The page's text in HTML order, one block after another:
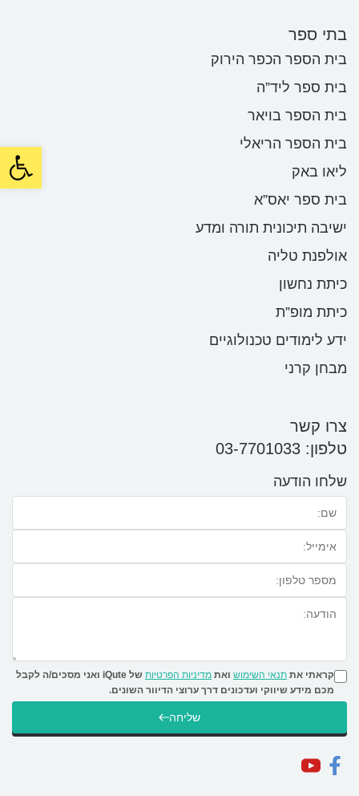
בתי ספר
בית הספר הכפר הירוק
בית ספר ליד”ה
בית הספר בויאר
בית הספר הריאלי
ליאו באק
בית ספר יאס”א
ישיבה תיכונית תורה ומדע
אולפנת טליה
כיתת נחשון
כיתת מופ”ת
ידע לימודים טכנולוגיים
מבחן קרני
צרו קשר
טלפון: 03-7701033
שלחו הודעה
קראתי את תנאי השימוש ואת מדיניות הפרטיות
של iQute ואני מסכים/ה לקבל
מכם מידע שיווקי ועדכונים דרך ערוצי הדיוור השונים.
שליחה